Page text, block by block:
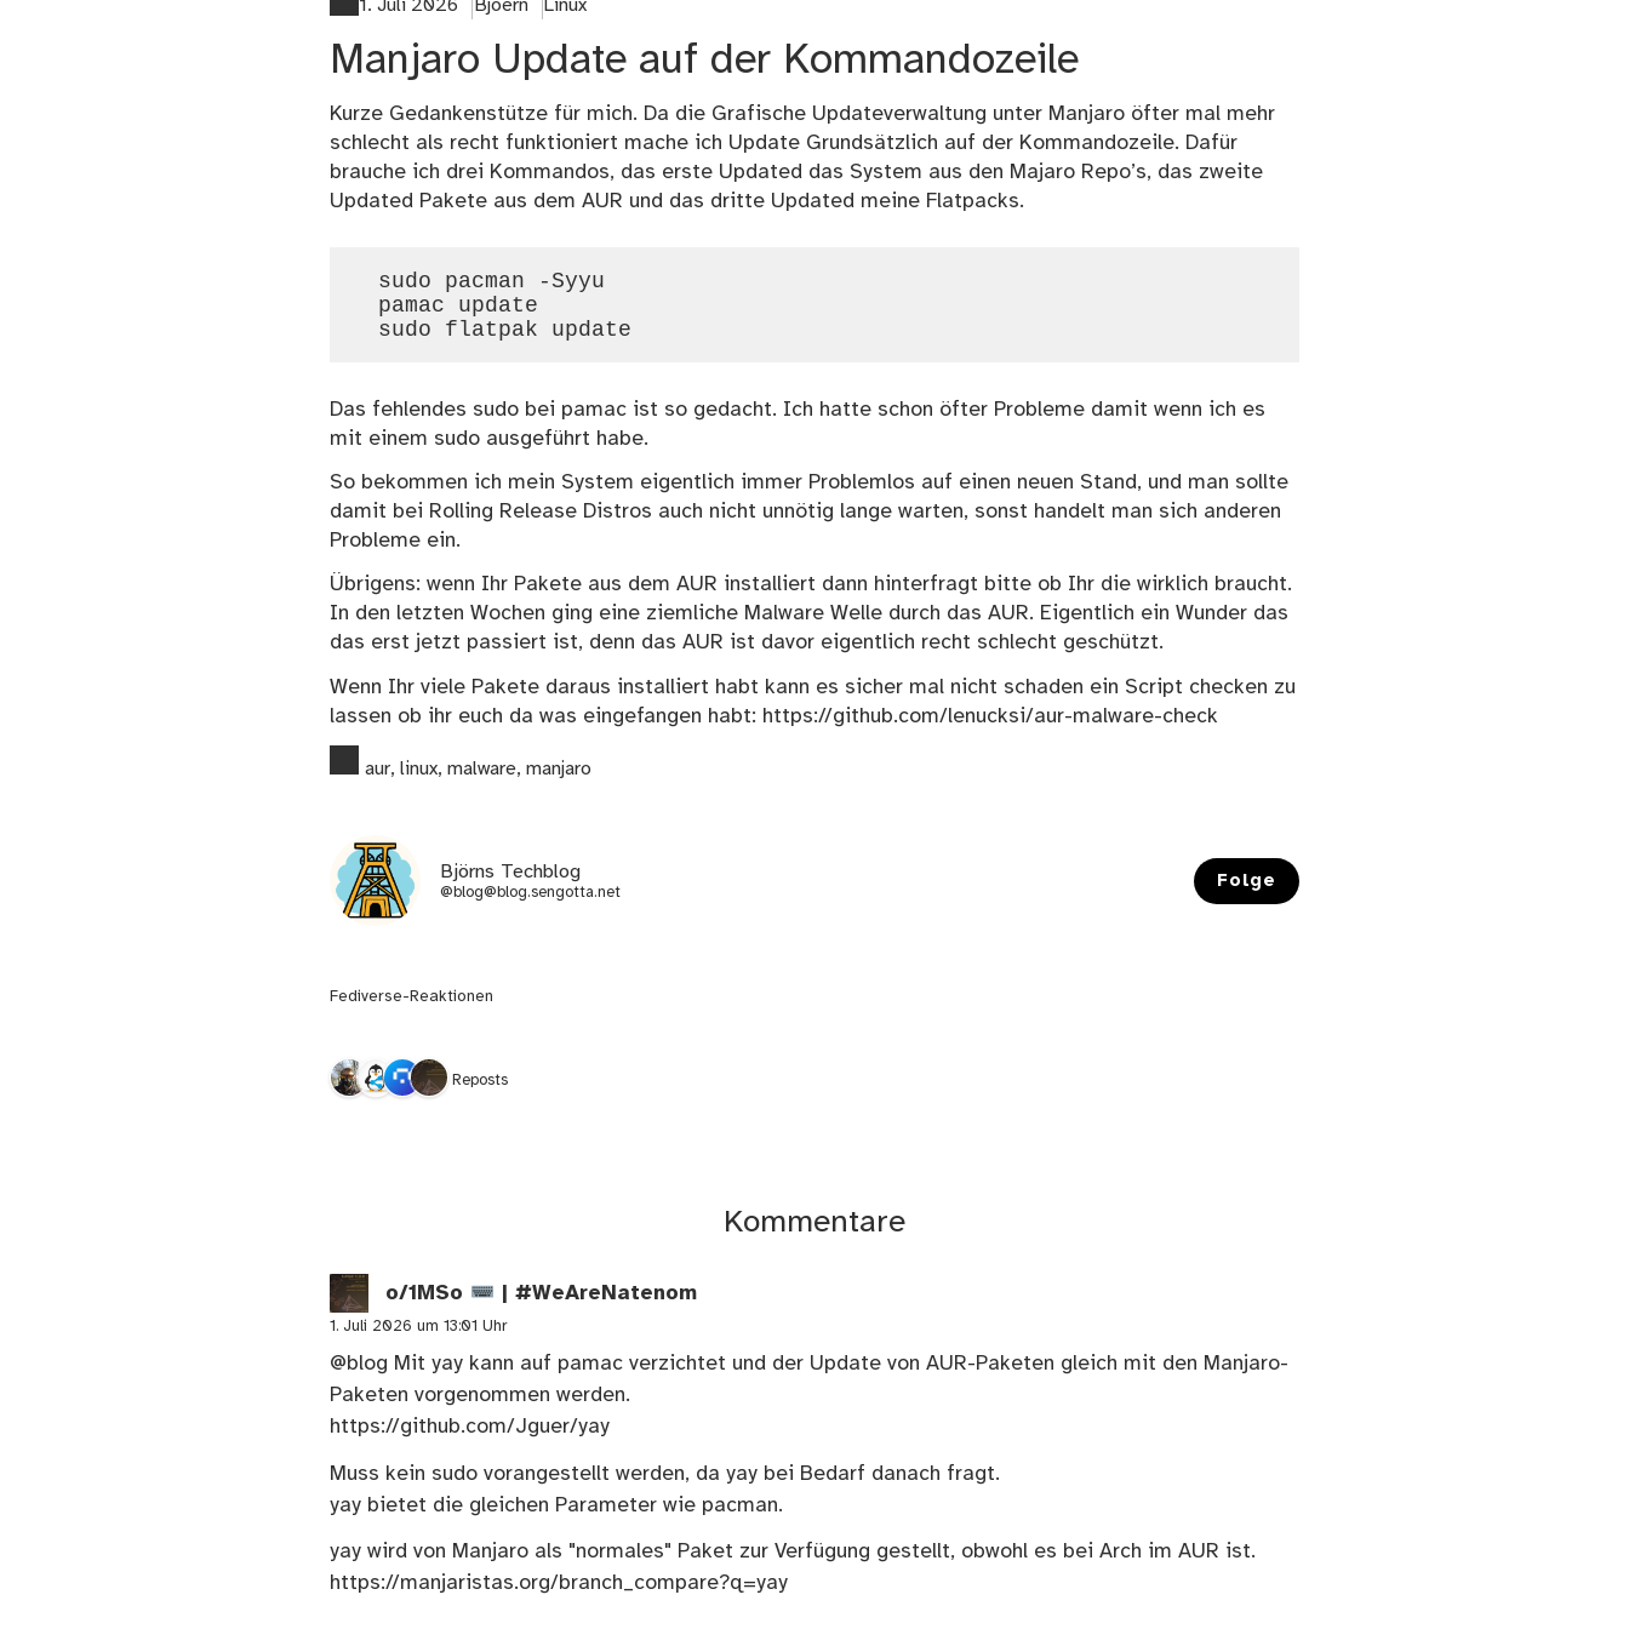
1. Juli 2026 Bjoern Linux
Manjaro Update auf der Kommandozeile
Kurze Gedankenstütze für mich. Da die Grafische Updateverwaltung unter Manjaro öfter mal mehr
schlecht als recht funktioniert mache ich Update Grundsätzlich auf der Kommandozeile. Dafür
brauche ich drei Kommandos, das erste Updated das System aus den Majaro Repo’s, das zweite
Updated Pakete aus dem AUR und das dritte Updated meine Flatpacks.
sudo pacman -Syyu
pamac update
Das fehlendes sudo bei pamac ist so gedacht. Ich hatte schon öfter Probleme damit wenn ich es
mit einem sudo ausgeführt habe.
So bekommen ich mein System eigentlich immer Problemlos auf einen neuen Stand, und man sollte
damit bei Rolling Release Distros auch nicht unnötig lange warten, sonst handelt man sich anderen
Probleme ein.
Übrigens: wenn Ihr Pakete aus dem AUR installiert dann hinterfragt bitte ob Ihr die wirklich braucht.
In den letzten Wochen ging eine ziemliche Malware Welle durch das AUR. Eigentlich ein Wunder das
das erst jetzt passiert ist, denn das AUR ist davor eigentlich recht schlecht geschützt.
Wenn Ihr viele Pakete daraus installiert habt kann es sicher mal nicht schaden ein Script checken zu
lassen ob ihr euch da was eingefangen habt: https://github.com/lenucksi/aur-malware-check
aur, linux, malware, manjaro
Björns Techblog
@blog@blog.sengotta.net
Folge
Fediverse-Reaktionen
4 Reposts
Kommentare
o/1MSo | #WeAreNatenom
1. Juli 2026 um 13:01 Uhr
@blog Mit yay kann auf pamac verzichtet und der Update von AUR-Paketen gleich mit den Manjaro-
Paketen vorgenommen werden.
https://github.com/Jguer/yay
Muss kein sudo vorangestellt werden, da yay bei Bedarf danach fragt.
yay bietet die gleichen Parameter wie pacman.
yay wird von Manjaro als "normales" Paket zur Verfügung gestellt, obwohl es bei Arch im AUR ist.
https://manjaristas.org/branch_compare?q=yay